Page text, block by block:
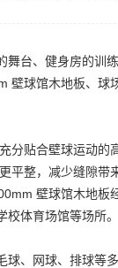
、健身房的训练
壁球馆木地板、 球
分贴合壁球运动
整，减少缝隙
壁球馆木地板
体育场馆等场所。
、网球、排球等